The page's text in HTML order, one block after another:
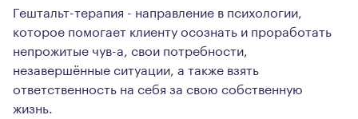
Гештальт-терапия - направление в психологии,
которое помогает клиенту осознать и проработать
непрожитые чув-а, свои потребности,
незавершённые ситуации, а также взять
ответственность на себя за свою собственную
жизнь.